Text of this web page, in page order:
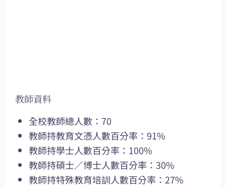
教師資料
全校教師總人數：70
教師持教育文憑人數百分率：91%
教師持學士人數百分率：100%
教師持碩士／博士人數百分率：30%
教師持特殊教育培訓人數百分率：27%